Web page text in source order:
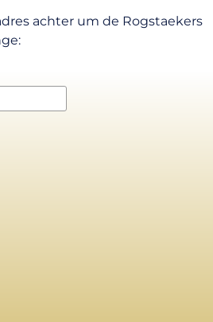
achter um de Rogstaekers